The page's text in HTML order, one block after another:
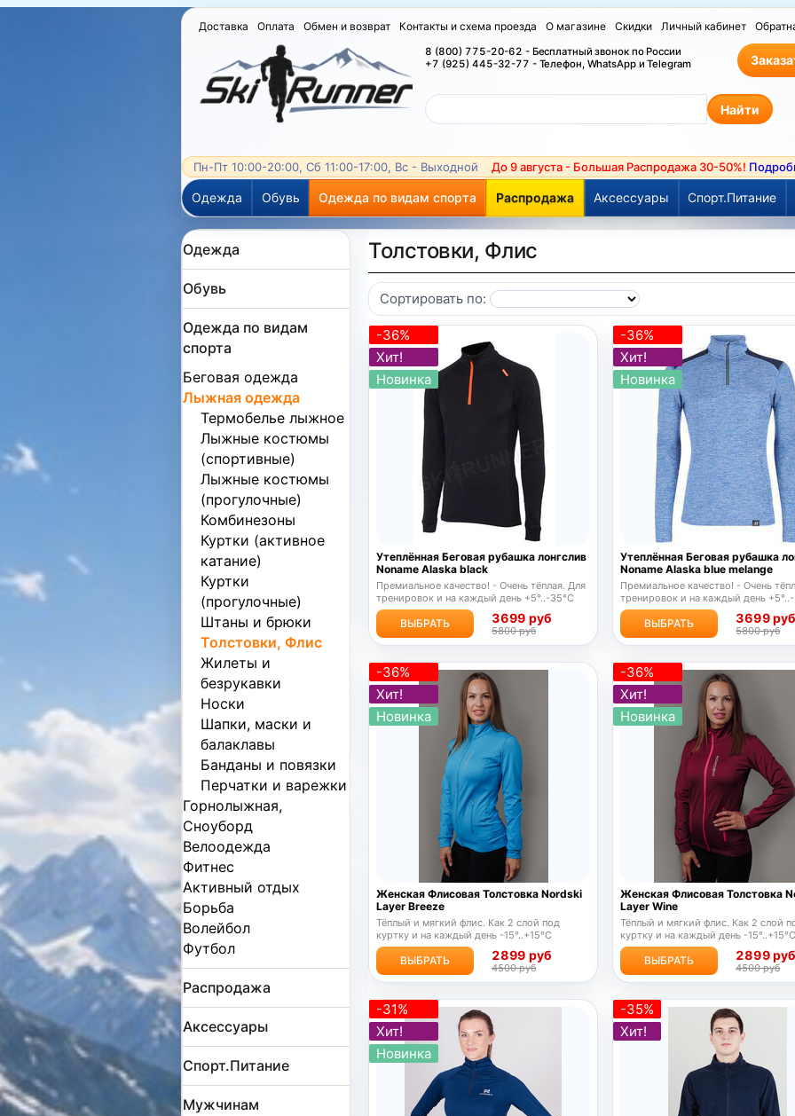
Доставка Оплата Обмен и возврат Контакты и схема проезда О магазине Скидки Личный кабинет
8 (800) 775-20-62 - Бесплатный звонок по России
+7 (925) 445-32-77 - Телефон, WhatsApp и Telegram
Пн-Пт 10:00-20:00, Сб 11:00-17:00, Вс - Выходной До 9 августа - Большая Распродажа 30-50%!
Одежда Обувь Одежда по видам спорта Распродажа Аксессуары Спорт.Питание
Одежда
Обувь
Одежда по видам
спорта
Беговая одежда
Лыжная одежда
Термобелье лыжное
Лыжные костюмы
(спортивные)
Лыжные костюмы
(прогулочные)
Комбинезоны
Куртки (активное
катание)
Куртки
(прогулочные)
Штаны и брюки
Толстовки, Флис
Жилеты и
безрукавки
Носки
Шапки, маски и
балаклавы
Банданы и повязки
Перчатки и варежки
Горнолыжная,
Сноуборд
Велоодежда
Фитнес
Активный отдых
Борьба
Волейбол
Футбол
Распродажа
Аксессуары
Спорт.Питание
Мужчинам
Толстовки, Флис
Сортировать по:
-36%
Хит!
Новинка
Утеплённая Беговая рубашка лонгслив
Noname Alaska black
Премиальное качество! - Очень тёплая. Для
тренировок и на каждый день +5°..-35°C
ВЫБРАТЬ 3699 руб
5800 руб
-36%
Хит!
Новинка
Утеплённая Беговая рубашка
Noname Alaska blue melange
Премиальное качество! - Очень
тренировок и на каждый день +5°..-
ВЫБРАТЬ 3699 руб
5800 руб
-36%
Хит!
Новинка
Женская Флисовая Толстовка Nordski
Layer Breeze
Тёплый и мягкий флис. Как 2 слой под
куртку и на каждый день -15°..+15°C
ВЫБРАТЬ 2899 руб
4500 руб
-36%
Хит!
Новинка
Женская Флисовая Толстовка
Layer Wine
Тёплый и мягкий флис. Как 2 слой
куртку и на каждый день -15°..+15°C
ВЫБРАТЬ 2899 руб
4500 руб
-31%
Хит!
Новинка
-35%
Хит!